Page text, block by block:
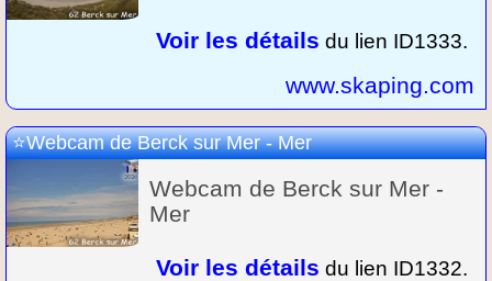
Voir les détails du lien ID1333.
www.skaping.com
Webcam de Berck sur Mer - Mer
Webcam de Berck sur Mer -
Mer
Voir les détails du lien ID1332.